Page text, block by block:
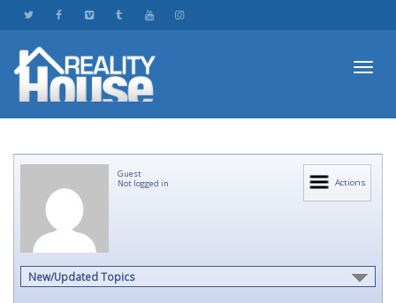
Actions
Guest
Not logged in
New/Updated Topics